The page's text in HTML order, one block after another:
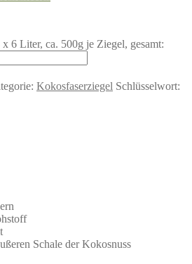
6 Liter, ca. 500g je Ziegel, gesamt:
Kokosfaserziegel Schlüsselwort:
Schale der Kokosnuss